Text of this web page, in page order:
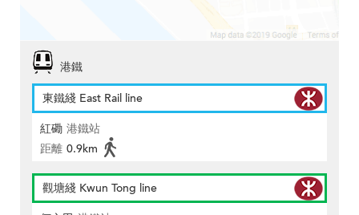
港鐵
東鐵綫 East Rail line
紅磡 港鐵站
距離 0.9km
觀塘綫 Kwun Tong line